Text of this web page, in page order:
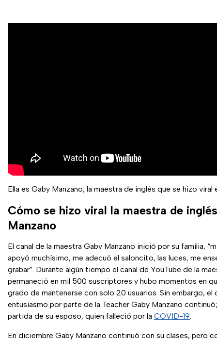
Ella es Gaby Manzano, la maestra de inglés que se hizo viral
Cómo se hizo viral la maestra de
Manzano
El canal de la maestra Gaby Manzano inició por su familia,
apoyó muchísimo, me adecuó el saloncito, las luces, me
grabar”. Durante algún tiempo el canal de YouTube de la
permaneció en mil 500 suscriptores y hubo momentos en
grado de mantenerse con solo 20 usuarios. Sin embargo, el
entusiasmo por parte de la Teacher Gaby Manzano
partida de su esposo, quien falleció por la COVID-19.
En diciembre Gaby Manzano continuó con su clases, pero